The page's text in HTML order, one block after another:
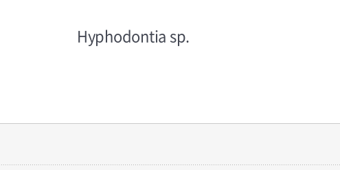
Hyphodontia sp.